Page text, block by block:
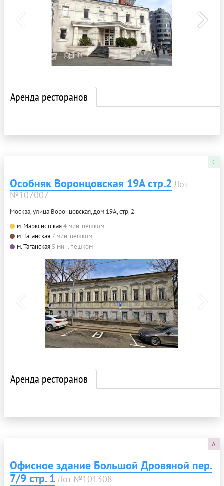
Аренда ресторанов
C
Особняк Воронцовская 19А стр.2 Лот
№107007
Москва, улица Воронцовская, дом 19А, стр. 2
м. Марксистская4 мин. пешком
м. Таганская 7 мин. пешком
м. Таганская 5 мин. пешком
Аренда ресторанов
A
Офисное здание Большой Дровяной пер.
7/9 стр. 1 Лот №101308